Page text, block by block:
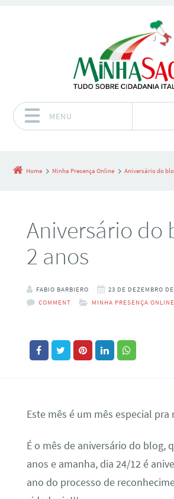
MENU
Home Minha Presença Online Aniversário do
Aniversário do
2 anos
FABIO BARBIERO
23 DE DEZEMBRO
COMMENT
MINHA PRESENÇA ONLINE
Este mês é um mês especial pra
É o mês de aniversário do blog,
anos e amanha, dia 24/12 é
ano do processo de